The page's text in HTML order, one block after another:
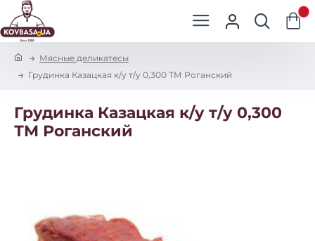
0
Мясные деликатесы
Грудинка Казацкая к/у т/у 0,300 ТМ Роганский
Грудинка Казацкая к/у т/у 0,300
ТМ Роганский